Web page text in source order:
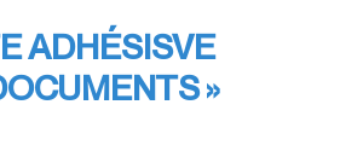
ADHÉSISVE
»